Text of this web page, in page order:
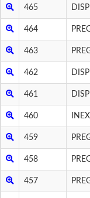
465
464
463
462
461
460
459
458
457